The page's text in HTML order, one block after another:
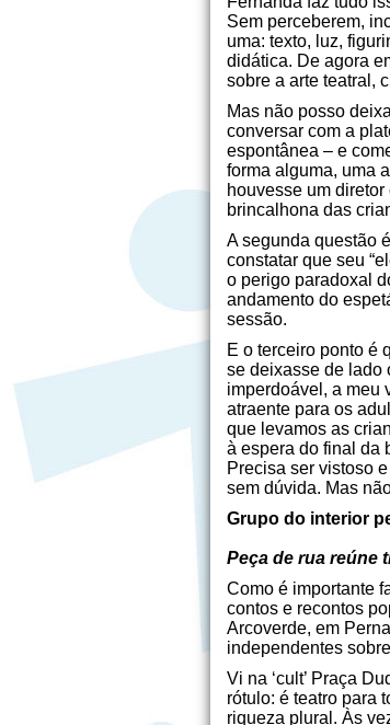
Sem perceberem,
uma: texto, luz,
didática. De agora
sobre a arte teatral,
Mas não posso
conversar com a
espontânea – e
forma alguma, uma
houvesse um
brincalhona das
A segunda questão
constatar que seu
o perigo paradoxal
andamento do
sessão.
E o terceiro ponto é
se deixasse de lado
imperdoável, a meu
atraente para os
que levamos as
à espera do final da
Precisa ser vistoso
sem dúvida. Mas
Grupo do interior
Peça de rua reúne
Como é importante
contos e recontos
Arcoverde, em
independentes
Vi na ‘cult’ Praça
rótulo: é teatro para
riqueza plural. Às